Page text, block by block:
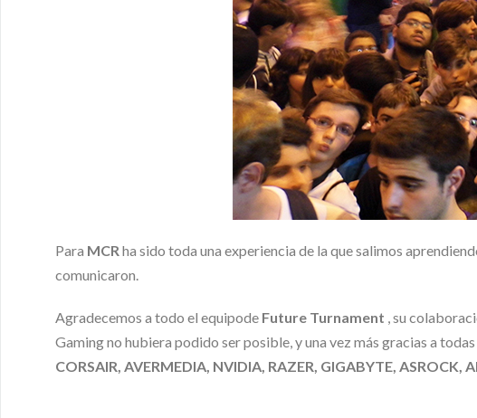
Para MCR ha sido toda una experiencia de la que salimos
comunicaron.
Agradecemos a todo el equipode Future Turnament , su
Gaming no hubiera podido ser posible, y una vez más gracias a
CORSAIR, AVERMEDIA, NVIDIA, RAZER, GIGABYTE, ASROCK,